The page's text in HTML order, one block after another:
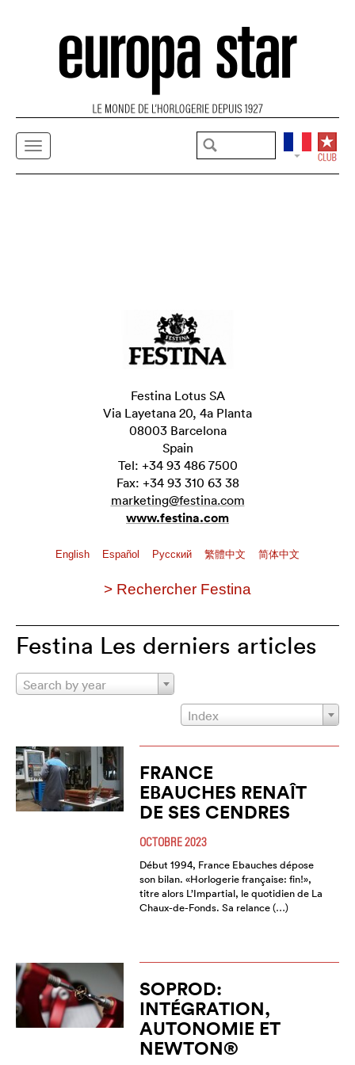
Festina Lotus SA
Via Layetana 20, 4a Planta
08003 Barcelona
Spain
Tel: +34 93 486 7500
Fax: +34 93 310 63 38
marketing@festina.com
www.festina.com
English Español Pусский 繁體中文 简体中文
> Rechercher Festina
Festina Les derniers articles
Search by year
Index
FRANCE
EBAUCHES RENAÎT
DE SES CENDRES
OCTOBRE 2023
Début 1994, France Ebauches dépose
son bilan. «Horlogerie française: fin!»,
titre alors L’Impartial, le quotidien de La
Chaux-de-Fonds. Sa relance (…)
SOPROD:
INTÉGRATION,
AUTONOMIE ET
NEWTON®